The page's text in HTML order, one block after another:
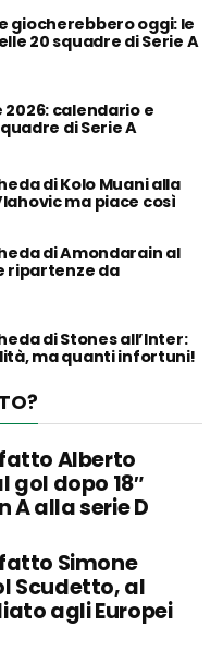
giocherebbero oggi: le
20 squadre di Serie A
calendario e
di Serie A
di Kolo Muani alla
ma piace così
di Amondarain al
ripartenze da
di Stones all’Inter:
ma quanti infortuni!
Alberto
gol dopo 18″
A alla serie D
Simone
Scudetto, al
agli Europei